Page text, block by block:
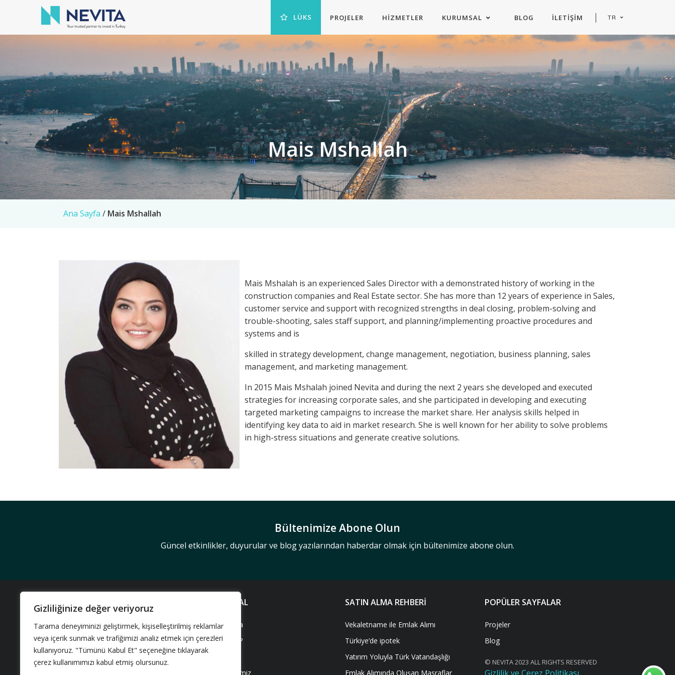
Gizliliğinize değer veriyoruz
Tarama deneyiminizi geliştirmek, kişiselleştirilmiş reklamlar
veya içerik sunmak ve trafiğimizi analiz etmek için çerezleri
kullanıyoruz. "Tümünü Kabul Et" seçeneğine tıklayarak
çerez kullanımımızı kabul etmiş olursunuz.
LÜKS PROJELER HIZMETLER KURUMSAL BLOG İLETIŞIM TR
Mais Mshallah
Ana Sayfa / Mais Mshallah
Mais Mshalah is an experienced Sales Director with a demonstrated history of working in the
construction companies and Real Estate sector. She has more than 12 years of experience in Sales,
customer service and support with recognized strengths in deal closing, problem-solving and
trouble-shooting, sales staff support, and planning/implementing proactive procedures and
systems and is
skilled in strategy development, change management, negotiation, business planning, sales
management, and marketing management.
In 2015 Mais Mshalah joined Nevita and during the next 2 years she developed and executed
strategies for increasing corporate sales, and she participated in developing and executing
targeted marketing campaigns to increase the market share. Her analysis skills helped in
identifying key data to aid in market research. She is well known for her ability to solve problems
in high-stress situations and generate creative solutions.
Bültenimize Abone Olun
Güncel etkinlikler, duyurular ve blog yazılarından haberdar olmak için bültenimize abone olun.
Akşemsettin Mah.Öksüzce Hatip
Sok. No:27/A Fatih / İstanbul
+902124016910
KURUMSAL
Hakkımızda
Neden Biz?
Partnerlerimiz
SATIN ALMA REHBERİ
Vekaletname ile Emlak Alımı
Türkiye’de ipotek
Yatırım Yoluyla Türk Vatandaşlığı
Emlak Alımında Oluşan Masraflar
POPÜLER SAYFALAR
Projeler
Blog
© NEVITA 2023 ALL RIGHTS RESERVED